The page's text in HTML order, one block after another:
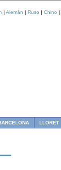
| Alemán | Ruso | Chino |
LLORET